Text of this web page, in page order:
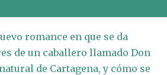
romance en que se da
de un caballero llamado Don
de Cartagena, y cómo se